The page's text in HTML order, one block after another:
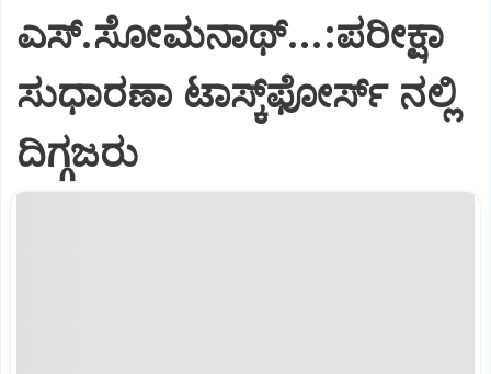
ಎಸ್.ಸೋಮನಾಥ್‌...:ಪರೀಕ್ಷಾ
ಸುಧಾರಣಾ ಟಾಸ್ಕ್‌ಫೋರ್ಸ್ ನಲ್ಲಿ
ದಿಗ್ಗಜರು